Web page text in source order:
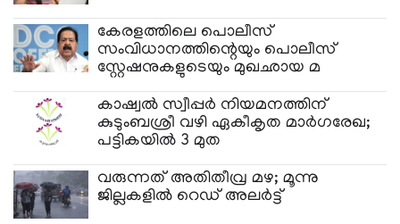
കേരളത്തിലെ പൊലീസ്
സംവിധാനത്തിന്റെയും പൊലീസ്
സ്റ്റേഷനുകളുടെയും മുഖഛായ മ
കാഷ്വൽ സ്വീപ്പർ നിയമനത്തിന്
കുടുംബശ്രീ വഴി ഏകീകൃത മാർഗരേഖ;
പട്ടികയിൽ 3 മുത
വരുന്നത് അതിതീവ്ര മഴ; മൂന്നു
ജില്ലകളിൽ റെഡ് അലർട്ട്